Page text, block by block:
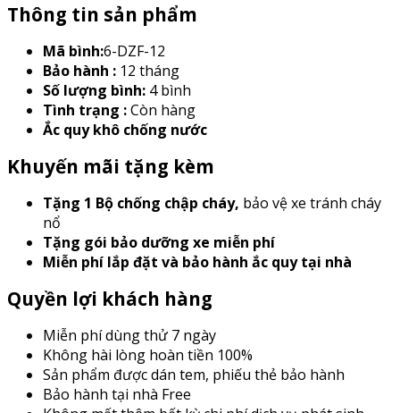
Thông tin sản phẩm
Mã bình:6-DZF-12
Bảo hành : 12 tháng
Số lượng bình: 4 bình
Tình trạng :Còn hàng
Ắc quy khô chống nước
Khuyến mãi tặng kèm
Tặng 1 Bộ chống chập cháy, bảo vệ xe tránh cháy
nổ
Tặng gói bảo dưỡng xe miễn phí
Miễn phí lắp đặt và bảo hành ắc quy tại nhà
Quyền lợi khách hàng
Miễn phí dùng thử 7 ngày
Không hài lòng hoàn tiền 100%
Sản phẩm được dán tem, phiếu thẻ bảo hành
Bảo hành tại nhà Free